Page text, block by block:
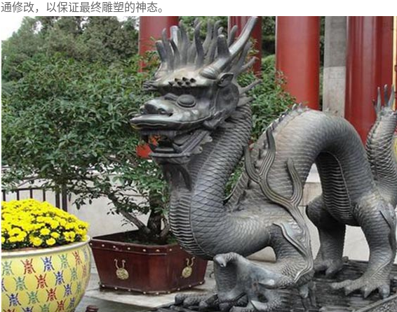
通修改，以保证最终雕塑的神态。